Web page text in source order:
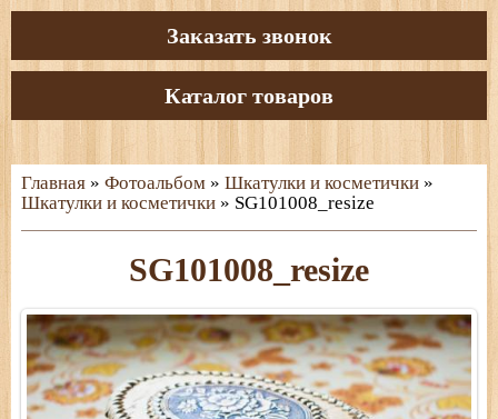
Заказать звонок
Каталог товаров
Главная » Фотоальбом » Шкатулки и косметички »
Шкатулки и косметички » SG101008_resize
SG101008_resize